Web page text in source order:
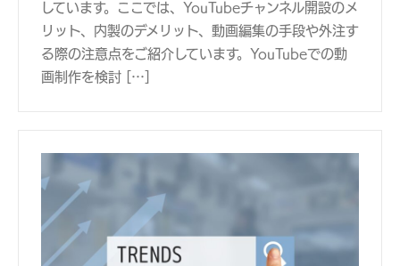
しています。ここでは、YouTubeチャンネル開設のメ
リット、内製のデメリット、動画編集の手段や外注す
る際の注意点をご紹介しています。YouTubeでの動
画制作を検討 […]